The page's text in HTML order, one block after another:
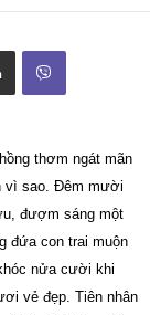
thơm ngát mãn
vì sao. Đêm mười
đượm sáng một
đứa con trai muộn
nửa cười khi
vẻ đẹp. Tiên nhân